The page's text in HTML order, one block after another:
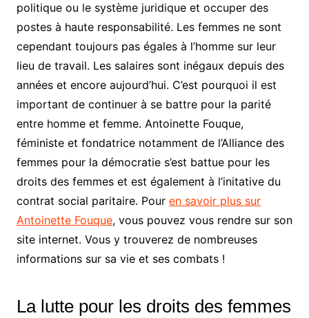
politique ou le système juridique et occuper des
postes à haute responsabilité. Les femmes ne sont
cependant toujours pas égales à l’homme sur leur
lieu de travail. Les salaires sont inégaux depuis des
années et encore aujourd’hui. C’est pourquoi il est
important de continuer à se battre pour la parité
entre homme et femme. Antoinette Fouque,
féministe et fondatrice notamment de l’Alliance des
femmes pour la démocratie s’est battue pour les
droits des femmes et est également à l’initative du
contrat social paritaire. Pour en savoir plus sur
Antoinette Fouque, vous pouvez vous rendre sur son
site internet. Vous y trouverez de nombreuses
informations sur sa vie et ses combats !
La lutte pour les droits des femmes